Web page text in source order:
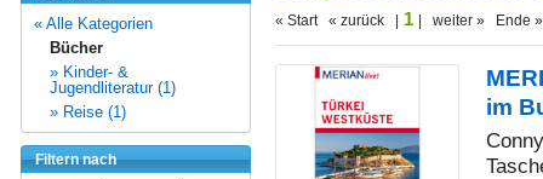
« Alle Kategorien
Bücher
» Kinder- &
Jugendliteratur (1)
» Reise (1)
Filtern nach
« Start « zurück | 1 | weiter » Ende »
im